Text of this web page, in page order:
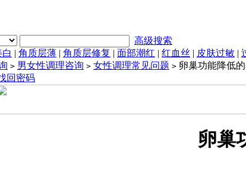
高级搜索
| 角质层薄 | 角质层修复 | 面部潮红 | 红血丝 | 皮肤过敏 |
> 男女性调理咨询 > 女性调理常见问题 > 卵巢功能降低
回密码
卵巢